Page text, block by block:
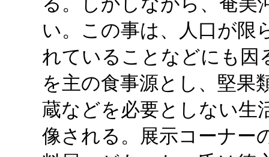
い。この事は、人口が限
れていることなどにも因
を主の食事源とし、堅果
蔵などを必要としない生
像される。展示コーナー